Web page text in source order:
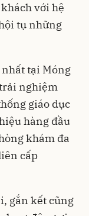
với hệ
tụ những
tại Móng
nghiệm
giáo dục
hàng đầu
khám đa
cấp
gắn kết cũng